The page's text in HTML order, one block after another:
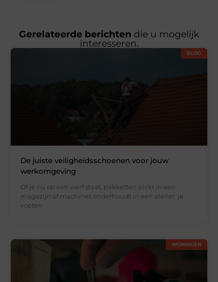
Gerelateerde berichten die u mogelijk
interesseren.
BLOG
De juiste veiligheidsschoenen voor jouw
werkomgeving
Of je nu op een werf staat, pakketten pickt in een
magazijn of machines onderhoudt in een atelier: je
voeten
WONINGEN